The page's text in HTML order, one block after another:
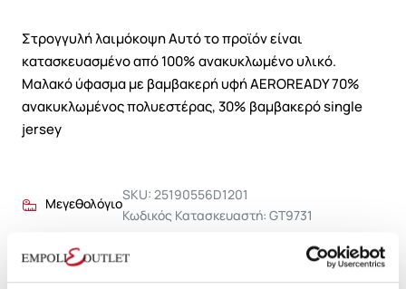
Στρογγυλή λαιμόκοψη Αυτό το προϊόν είναι
κατασκευασμένο από 100% ανακυκλωμένο υλικό.
Μαλακό ύφασμα με βαμβακερή υφή AEROREADY 70%
ανακυκλωμένος πολυεστέρας, 30% βαμβακερό single
jersey
Μεγεθολόγιο
SKU: 25190556D1201
Κωδικός Κατασκευαστή: GT9731
Σύνθεση